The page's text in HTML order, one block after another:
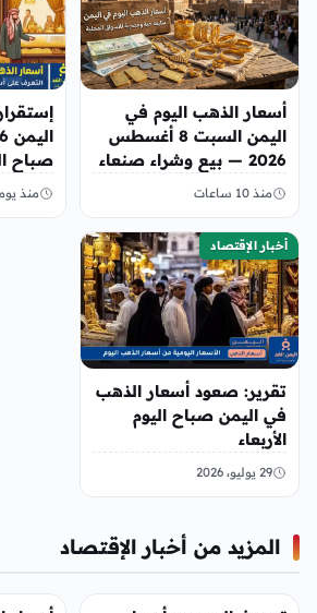
أسعار الذهب اليوم في
اليمن السبت 8 أغسطس
2026 — بيع وشراء صنعاء
وعدن
منذ 10 ساعات
صباح
منذ
أخبار الإقتصاد
تقرير: صعود أسعار الذهب
في اليمن صباح اليوم
الأربعاء
29 يوليو، 2026
المزيد من أخبار الإقتصاد
أخبار الإقتصاد أخبار